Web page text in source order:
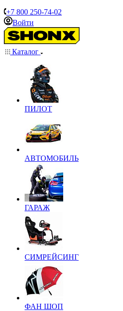
+7 800 250-74-02
Войти
Каталог
ПИЛОТ
АВТОМОБИЛЬ
ГАРАЖ
СИМРЕЙСИНГ
ФАН ШОП